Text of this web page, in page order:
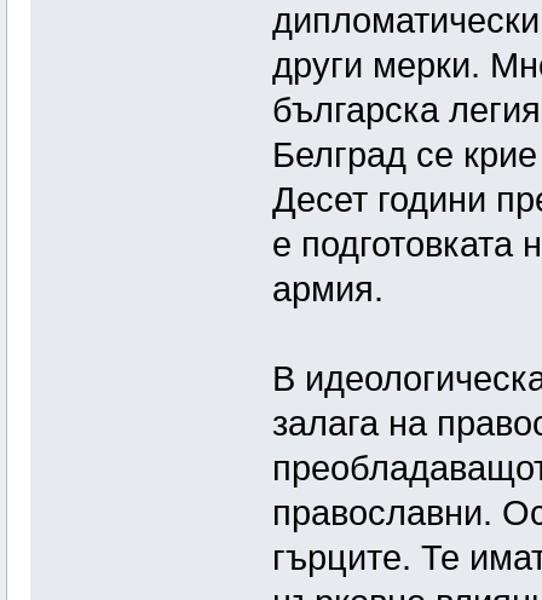
други мерки.
българска
Белград се
Десет години
е
армия.
В
залага на
православни.
гърците. Те